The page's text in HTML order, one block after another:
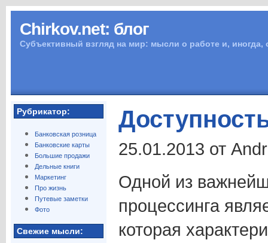
Chirkov.net: блог
Субъективный взгляд на мир: мысли о работе и,
Рубрикатор:
Банковская розница
Банковские карты
Большие продажи
Дельные книги
Маркетинг
Про жизнь
Путевые заметки
Фото
Свежие мысли:
25.01.2013 от
Одной из
процессинга
которая